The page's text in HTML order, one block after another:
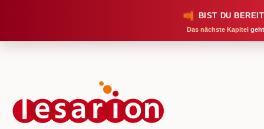
BIST DU
Das nächste Kapitel